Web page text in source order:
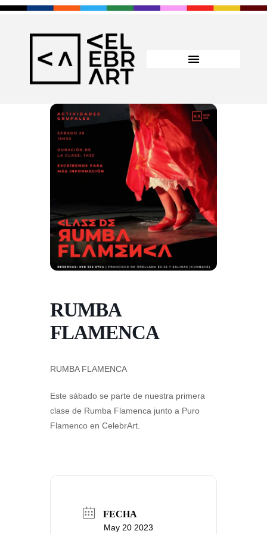
RUMBA
FLAMENCA
RUMBA FLAMENCA
Este sábado se parte de nuestra primera
clase de Rumba Flamenca junto a Puro
Flamenco en CelebrArt.
FECHA
May 20 2023